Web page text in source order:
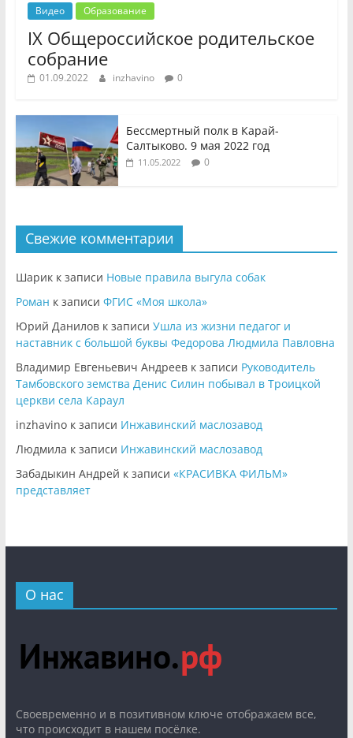
Видео Образование
IX Общероссийское родительское
собрание
01.09.2022 inzhavino 0
Бессмертный полк в Карай-
Салтыково. 9 мая 2022 год
11.05.2022 0
Свежие комментарии
Шарикк записи Новые правила выгула собак
Роман к записи ФГИС «Моя школа»
Юрий Даниловк записи Ушла из жизни педагог и
наставник с большой буквы Федорова Людмила Павловна
Владимир Евгеньевич Андреевк записи Руководитель
Тамбовского земства Денис Силин побывал в Троицкой
церкви села Караул
inzhavinoк записи Инжавинский маслозавод
Людмила к записи Инжавинский маслозавод
Забадыкин Андрей к записи «КРАСИВКА ФИЛЬМ»
представляет
О нас
Cвоевременно и в позитивном ключе отображаем все,
что происходит в нашем посёлке.